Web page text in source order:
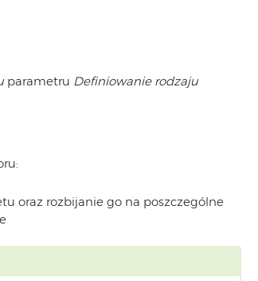
parametru Definiowanie rodzaju
oraz rozbijanie go na poszczególne